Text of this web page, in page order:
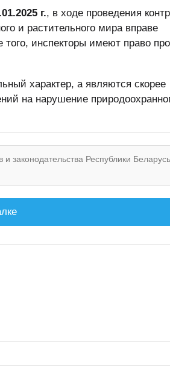
г., в ходе проведения
и растительного мира вправе
инспекторы имеют право
характер, а являются скорее
на нарушение
законодательства Республики